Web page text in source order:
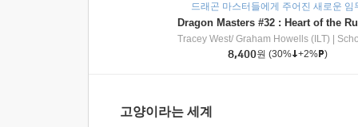
드래곤 마스터들에게 주어진 새로운 임
Tracey West/ Graham Howells (ILT)
8,400원 (30% +2% )
고양이라는 세계